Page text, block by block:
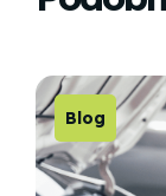
Blog